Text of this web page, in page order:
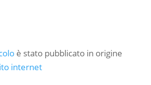
è stato pubblicato in origine
internet